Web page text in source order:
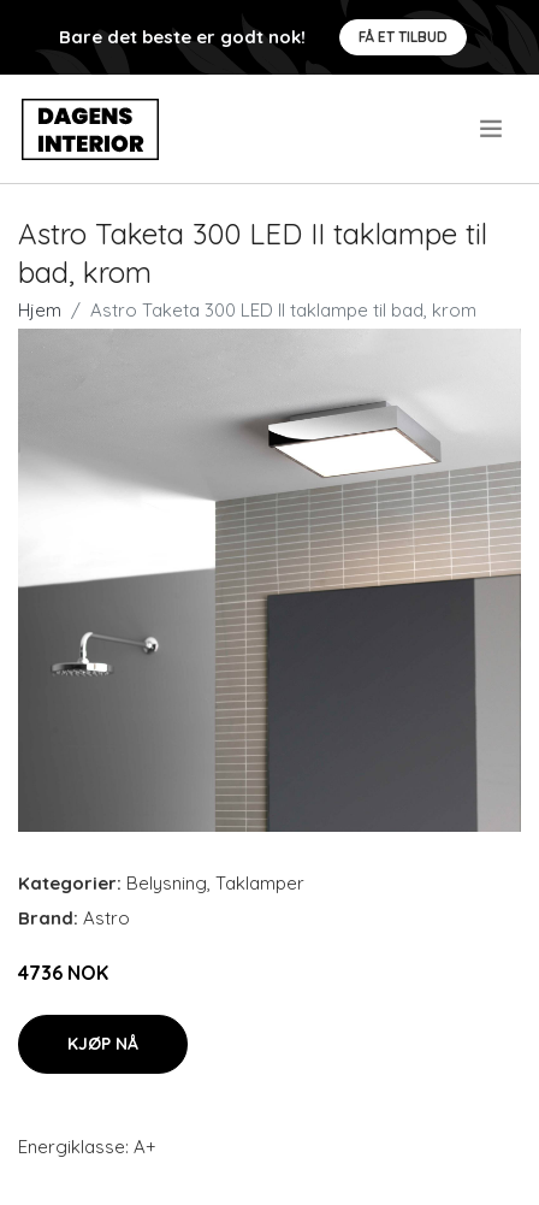
Bare det beste er godt nok! FÅ ET TILBUD
Astro Taketa 300 LED II taklampe til
bad, krom
Hjem Astro Taketa 300 LED II taklampe til bad, krom
Kategorier: Belysning, Taklamper
Brand: Astro
4736 NOK
KJØP NÅ
Energiklasse: A+